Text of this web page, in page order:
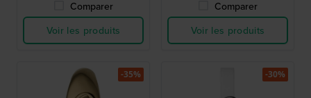
Comparer
Voir les produits
Comparer
Voir les produits
-35% -30%